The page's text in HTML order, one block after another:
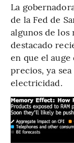
La
de la Fed de
algunos de los
destacado
en que el
precios, ya
electricidad.